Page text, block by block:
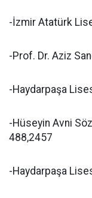
-İzmir Atatürk
-Prof. Dr. Aziz
-Haydarpaşa
-Hüseyin Avni
488,2457
-Haydarpaşa